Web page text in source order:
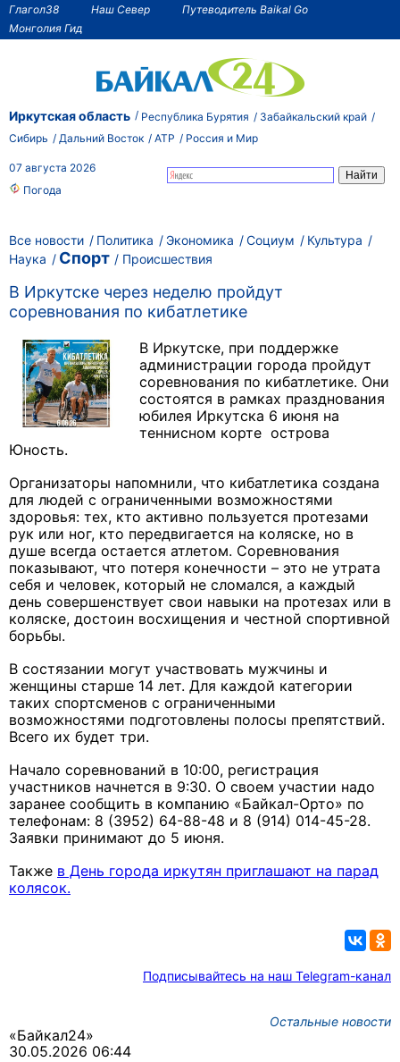
Глагол38 Наш Север
Путеводитель Baikal Go
Монголия Гид
Иркутская область Республика Бурятия
Забайкальский край
Сибирь
Дальний Восток АТР Россия и Мир
07 августа 2026
Погода
Все новости Политика Экономика Социум
Культура
Наука
Спорт Происшествия
В Иркутске через неделю пройдут
соревнования по кибатлетике
В Иркутске, при поддержке
администрации города пройдут
соревнования по кибатлетике. Они
состоятся в рамках празднования
юбилея Иркутска 6 июня на
теннисном корте острова
Юность.
Организаторы напомнили, что кибатлетика создана
для людей с ограниченными возможностями
здоровья: тех, кто активно пользуется протезами
рук или ног, кто передвигается на коляске, но в
душе всегда остается атлетом. Соревнования
показывают, что потеря конечности – это не утрата
себя и человек, который не сломался, а каждый
день совершенствует свои навыки на протезах или в
коляске, достоин восхищения и честной спортивной
борьбы.
В состязании могут участвовать мужчины и
женщины старше 14 лет. Для каждой категории
таких спортсменов с ограниченными
возможностями подготовлены полосы препятствий.
Всего их будет три.
Начало соревнований в 10:00, регистрация
участников начнется в 9:30. О своем участии надо
заранее сообщить в компанию «Байкал-Орто» по
телефонам: 8 (3952) 64-88-48 и 8 (914) 014-45-28.
Заявки принимают до 5 июня.
Также в День города иркутян приглашают на парад
колясок.
Подписывайтесь на наш Telegram-канал
Остальные новости
«Байкал24»
30.05.2026 06:44